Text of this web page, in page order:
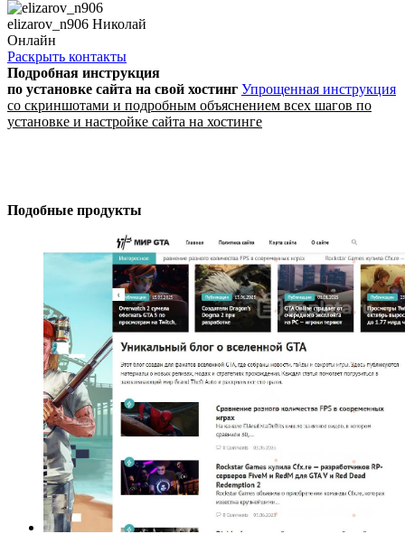
elizarov_n906 Николай
Онлайн
Раскрыть контакты
Подробная инструкция
по установке сайта на свой хостинг Упрощенная инструкция
со скриншотами и подробным объяснением всех шагов по
установке и настройке сайта на хостинге
Подобные продукты